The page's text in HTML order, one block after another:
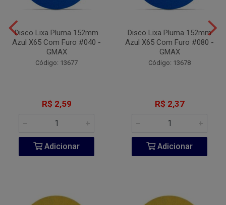
Disco Lixa Pluma 152mm
Azul X65 Com Furo #040 -
GMAX
Código: 13677
R$ 2,59
Adicionar
Disco Lixa Pluma 152mm
Azul X65 Com Furo #080 -
GMAX
Código: 13678
R$ 2,37
Adicionar